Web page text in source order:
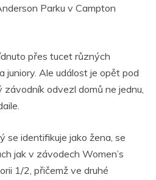
Parku v Campton
přes tucet různých
juniory. Ale událost je opět pod
závodník odvezl domů ne jednu,
se identifikuje jako žena, se
jak v závodech Women’s
1/2, přičemž ve druhé